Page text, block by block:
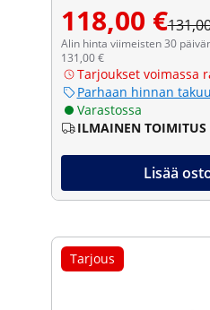
118,00 €
Alin hinta viimeisten 30
131,00 €
Tarjoukset voimassa
Parhaan hinnan takuu
Varastossa
ILMAINEN TOIMITUS
Lisää
Tarjous